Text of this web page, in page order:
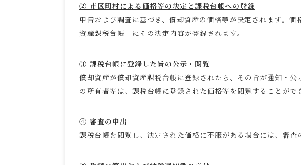
② 市区町村による価格等の決定と課税台帳への登録
申告および調査に基づき、償却資産の価格等が決定されます。
資産課税台帳」にその決定内容が登録されます。
③ 課税台帳に登録した旨の公示・閲覧
償却資産が償却資産課税台帳に登録されたら、その旨が通知・
の所有者等は、課税台帳に登録された価格等を閲覧することがで
④ 審査の申出
課税台帳を閲覧し、決定された価格に不服がある場合には、審査